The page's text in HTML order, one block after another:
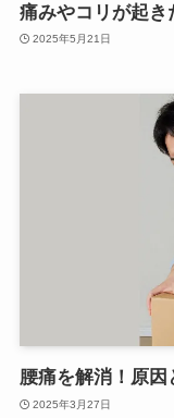
痛みやコリが起き
2025年5月21日
腰痛を解消！原
2025年3月27日